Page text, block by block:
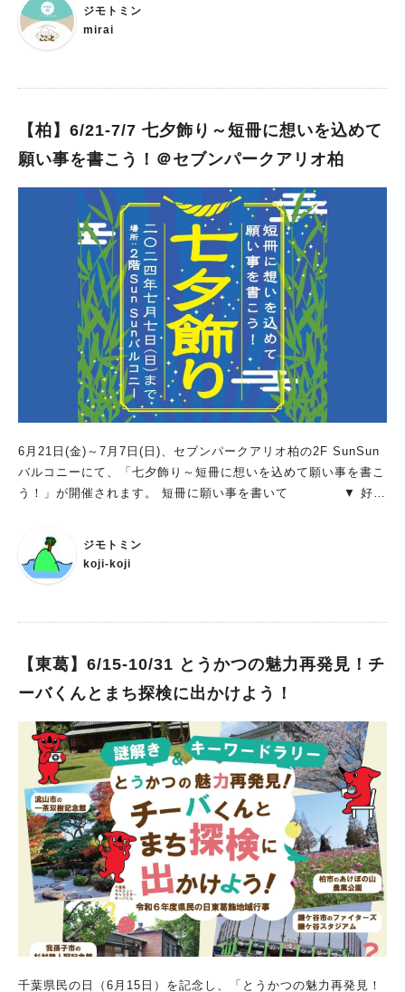
ジモトミン
mirai
【柏】6/21-7/7 七夕飾り～短冊に想いを込めて
願い事を書こう！＠セブンパークアリオ柏
6月21日(金)～7月7日(日)、セブンパークアリオ柏の2F SunSun
バルコニーにて、「七夕飾り～短冊に想いを込めて願い事を書こ
う！」が開催されます。 短冊に願い事を書いて ▼ 好き
の笹飾りに結びつけよう ▼ みんなが書いた短冊は柏神
社にてご祈祷します！ ご祈祷まで行うとなるとご利益がありそ
うですね。 七夕の短冊はもともとは物事の上達を祈って書いた
ございます。 ※当日の天候・交通事情等により、イベントの時
了承ください。
ジモトミン
koji-koji
【東葛】6/15-10/31 とうかつの魅力再発見！チ
ーバくんとまち探検に出かけよう！
千葉県民の日（6月15日）を記念し、「とうかつの魅力再発見！